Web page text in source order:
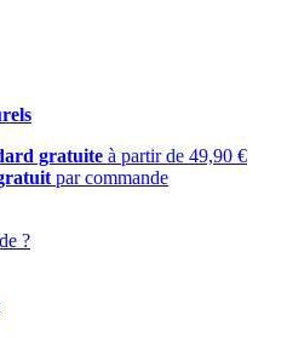
gratuite à partir de 49,90 €
par commande
?